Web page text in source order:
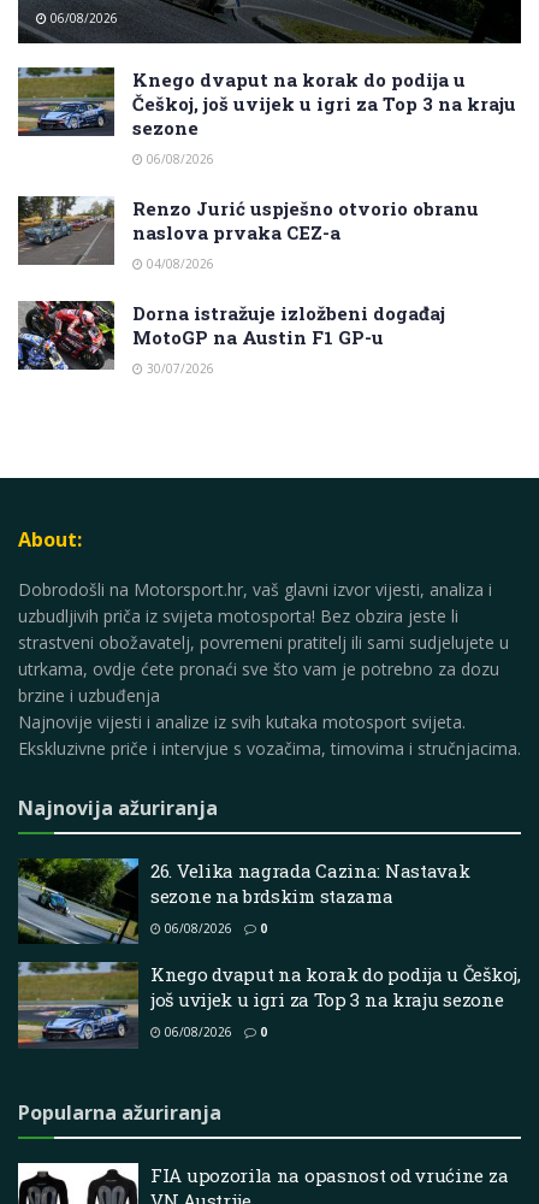
06/08/2026
Knego dvaput na korak do podija u
Češkoj, još uvijek u igri za Top 3 na kraju
sezone
06/08/2026
Renzo Jurić uspješno otvorio obranu
naslova prvaka CEZ-a
04/08/2026
Dorna istražuje izložbeni događaj
MotoGP na Austin F1 GP-u
30/07/2026
About:
Dobrodošli na Motorsport.hr, vaš glavni izvor vijesti, analiza i
uzbudljivih priča iz svijeta motosporta! Bez obzira jeste li
strastveni obožavatelj, povremeni pratitelj ili sami sudjelujete u
utrkama, ovdje ćete pronaći sve što vam je potrebno za dozu
brzine i uzbuđenja
Najnovije vijesti i analize iz svih kutaka motosport svijeta.
Ekskluzivne priče i intervjue s vozačima, timovima i stručnjacima.
Najnovija ažuriranja
26. Velika nagrada Cazina: Nastavak
sezone na brdskim stazama
06/08/2026 0
Knego dvaput na korak do podija u Češkoj,
još uvijek u igri za Top 3 na kraju sezone
06/08/2026 0
Popularna ažuriranja
FIA upozorila na opasnost od vrućine za